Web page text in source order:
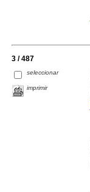
3 / 487
seleccionar
imprimir